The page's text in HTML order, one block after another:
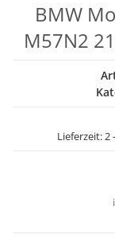
BMW
M57N2
Lieferzeit:2